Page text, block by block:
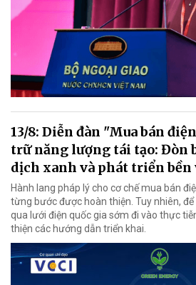
13/8: Diễn đàn "Mua bán
trữ năng lượng tái tạo: Đòn
dịch xanh và phát triển
Hành lang pháp lý cho cơ chế mua bán
từng bước được hoàn thiện. Tuy nhiên,
qua lưới điện quốc gia sớm đi vào thực
thiện các hướng dẫn triển khai.